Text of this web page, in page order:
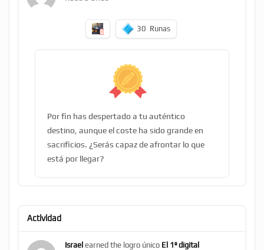
30 Runas
Por fin has despertado a tu auténtico
destino, aunque el coste ha sido grande en
sacrificios. ¿Serás capaz de afrontar lo que
está por llegar?
Actividad
Israel earned the logro único El 1º digital